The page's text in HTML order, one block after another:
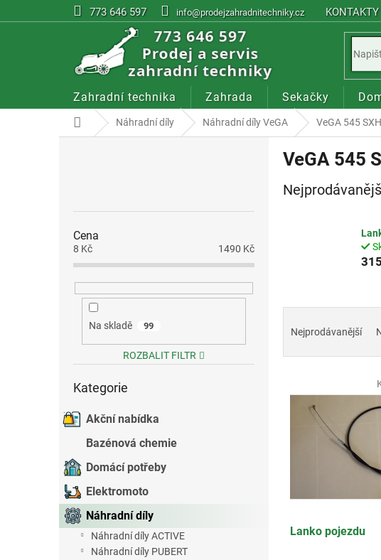
na
773 646 597 info@prodejzahradnitechniky.cz KONTAKTY
Zahradní technika Zahrada Sekačky
Domů Náhradní díly Náhradní díly VeGA VeGA 545
Cena
8 Kč 1490 Kč
Na skladě 99
ROZBALIT FILTR
kategorie
Kategorie
Akční nabídka
Bazénová chemie
Domácí potřeby
Elektromoto
Náhradní díly
Náhradní díly ACTIVE
Náhradní díly PUBERT
VeGA 545
e
Nejprodávanější
Lanko pojezdu